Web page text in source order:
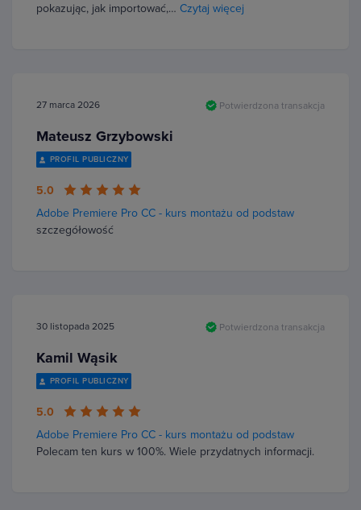
pokazując, jak importować,… Czytaj więcej
27 marca 2026 Potwierdzona transakcja
Mateusz Grzybowski
PROFIL PUBLICZNY
5.0
Adobe Premiere Pro CC - kurs montażu od podstaw
szczegółowość
30 listopada 2025 Potwierdzona transakcja
Kamil Wąsik
PROFIL PUBLICZNY
5.0
Adobe Premiere Pro CC - kurs montażu od podstaw
Polecam ten kurs w 100%. Wiele przydatnych informacji.